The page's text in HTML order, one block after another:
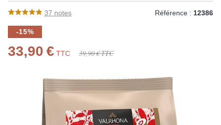
37 notes Référence : 12386
-15%
33,90 € TTC 39,90 €TTC